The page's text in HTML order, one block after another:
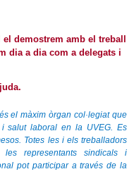
demostrem amb el treball
dia a dia com a delegats i
el màxim òrgan col·legiat que
salut laboral en la UVEG. Es
Totes les i els treballadors
representants sindicals i
pot participar a través de la